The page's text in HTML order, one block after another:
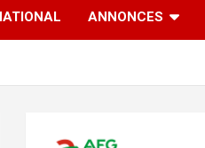
ANNONCES